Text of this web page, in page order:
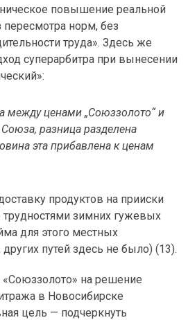
повышение реальной
пересмотра норм, без
труда». Здесь же
суперарбитра при вынесении
между ценами „Союззолото“ и
разница разделена
эта прибавлена к ценам
продуктов на прииски
трудностями зимних гужевых
для этого местных
путей здесь не было) (13).
на решение
в Новосибирске
цель — подчеркнуть